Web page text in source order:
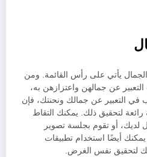
الجمال يأتي على رأس القائمة. ومن
عن جمالهن واعتزازهن به،
في التعبير عن جمالك ونحنتك، فإن
لتحقيق ذلك. يمكنك التقاط
أو تقوم بجلسة تصوير
أيضًا استخدام تطبيقات
لتحقيق نفس الغرض.